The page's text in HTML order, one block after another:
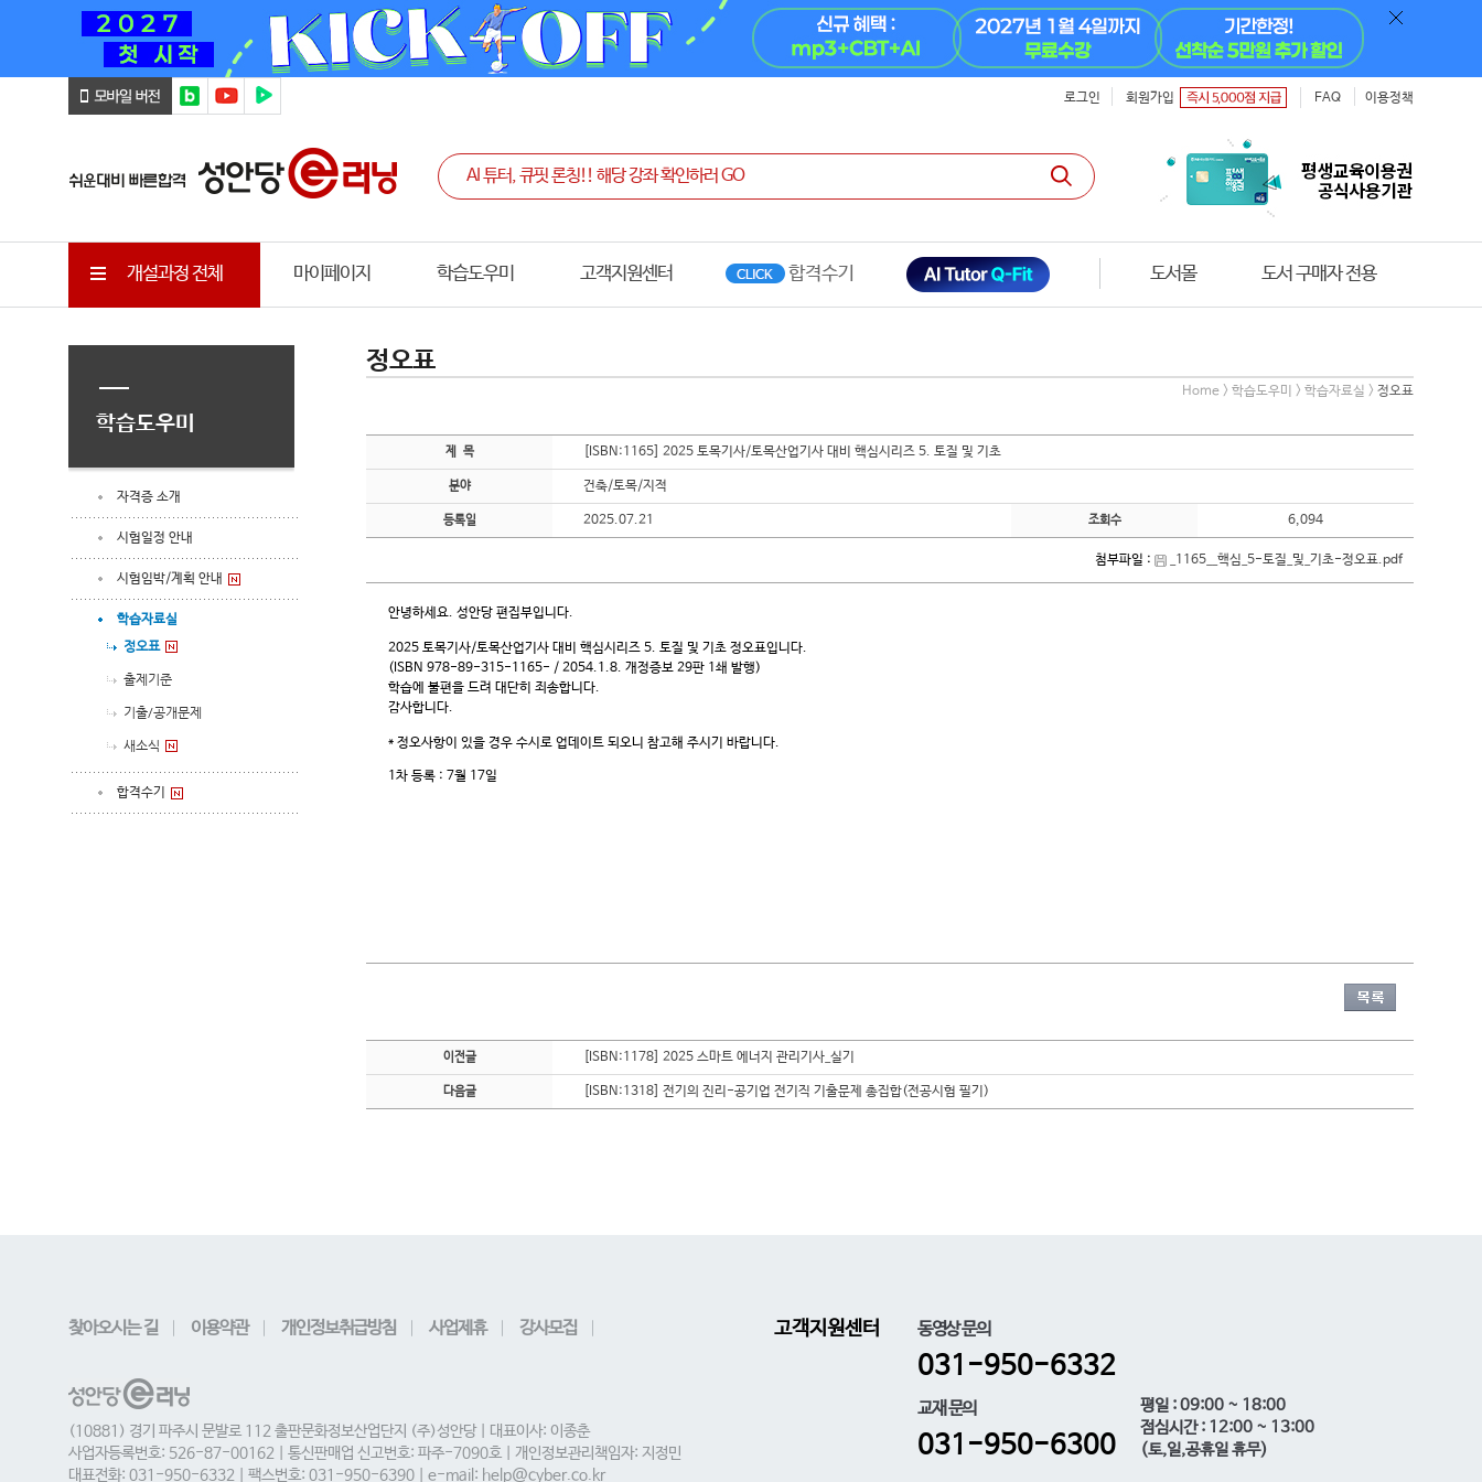
로그인 회원가입 FAQ 이용정책
개설과정 전체 마이페이지 학습도우미 고객지원센터 도서몰 온라인 모의고사
학습도우미
자격증 소개
시험일정 안내
시험임박/계획 안내
학습자료실
정오표
출제기준
기출/공개문제
새소식
합격수기
정오표
Home > 학습도우미 > 학습자료실 > 정오표
제 목 [ISBN:1165] 2025 토목기사/토목산업기사 대비 핵심시리즈 5. 토질 및 기초
분야 건축/토목/지적
등록일 2025.07.21 조회수 6,094
첨부파일 : _1165__핵심_5-토질_및_기초-정오표.pdf
안녕하세요. 성안당 편집부입니다.
2025 토목기사/토목산업기사 대비 핵심시리즈 5. 토질 및 기초 정오표입니다.
(ISBN 978-89-315-1165- / 2054.1.8. 개정증보 29판 1쇄 발행)
학습에 불편을 드려 대단히 죄송합니다.
감사합니다.
* 정오사항이 있을 경우 수시로 업데이트 되오니 참고해 주시기 바랍니다.
1차 등록 : 7월 17일
이전글 [ISBN:1178] 2025 스마트 에너지 관리기사_실기
다음글 [ISBN:1318] 전기의 진리-공기업 전기직 기출문제 총집합(전공시험 필기)
찾아오시는 길 이용약관 개인정보취급방침 사업제휴 강사모집
(10881) 경기 파주시 문발로 112 출판문화정보산업단지 (주)성안당 | 대표이사: 이종춘
사업자등록번호: 526-87-00162 | 통신판매업 신고번호: 파주-7090호 | 개인정보관리책임자: 지정민
대표전화: 031-950-6332 | 팩스번호: 031-950-6390 | e-mail: help@cyber.co.kr
고객지원센터 동영상 문의
031-950-6332
교재 문의
031-950-6300
평일 : 09:00 ~ 18:00
점심시간 : 12:00 ~ 13:00
(토,일,공휴일 휴무)